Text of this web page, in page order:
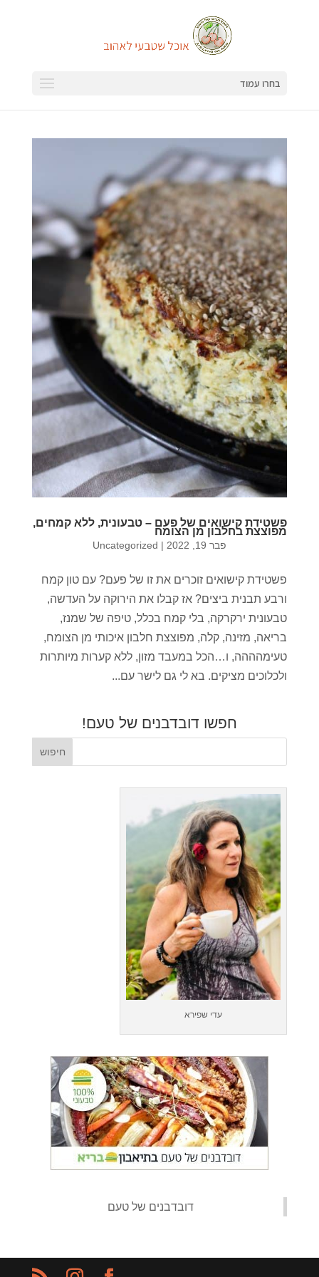
בחרו עמוד
פשטידת קישואים של פעם – טבעונית, ללא קמחים,
מפוצצת בחלבון מן הצומח
פבר 19, 2022 |
Uncategorized
פשטידת קישואים זוכרים את זו של פעם? עם טון קמח
ורבע תבנית ביצים? אז קבלו את הירוקה על העדשה,
טבעונית ירקרקה, בלי קמח בכלל, טיפה של שמנז,
בריאה, מזינה, קלה, מפוצצת חלבון איכותי מן הצומח,
טעימהההה, ו…הכל במעבד מזון, ללא קערות מיותרות
ולכלוכים מציקים. בא לי גם לישר עם...
חפשו דובדבנים של טעם!
עדי שפירא
‏דובדבנים של טעם‏